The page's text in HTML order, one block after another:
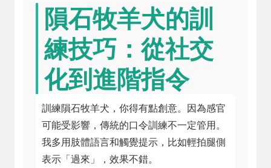
隕石牧羊犬的訓
練技巧：從社交
化到進階指令
訓練隕石牧羊犬，你得有點創意。因為感官
可能受影響，傳統的口令訓練不一定管用。
我多用肢體語言和觸覺提示，比如輕拍腿側
表示「過來」，效果不錯。